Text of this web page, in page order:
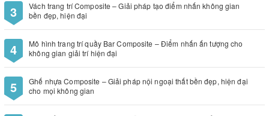
3
Vách trang trí Composite – Giải pháp tạo điểm nhấn không gian
bền đẹp, hiện đại
4
Mô hình trang trí quầy Bar Composite – Điểm nhấn ấn tượng cho
không gian giải trí hiện đại
5
Ghế nhựa Composite – Giải pháp nội ngoại thất bền đẹp, hiện đại
cho mọi không gian